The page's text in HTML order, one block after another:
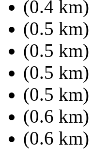
(0.4 km)
(0.5 km)
(0.5 km)
(0.5 km)
(0.5 km)
(0.6 km)
(0.6 km)